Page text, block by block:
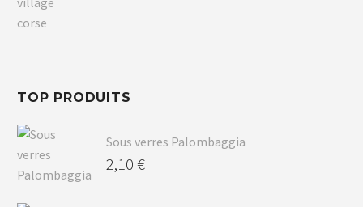
TOP PRODUITS
Sous verres Palombaggia
2,10 €